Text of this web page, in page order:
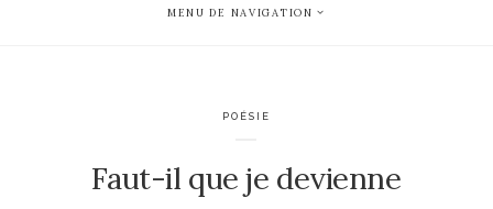
MENU DE NAVIGATION
POÉSIE
Faut-il que je devienne